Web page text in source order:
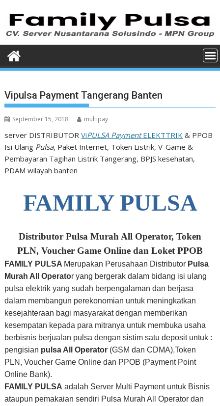
content
Vipulsa Payment Tangerang Banten
September 15, 2018 multipay
server DISTRIBUTORViPULSA PaymentELEKTTRIK & PPOB
Isi Ulang Pulsa, Paket Internet, Token Listrik, V-Game &
Pembayaran Tagihan Listrik Tangerang, BPJS kesehatan,
PDAM wilayah banten
FAMILY PULSA
Distributor Pulsa Murah All Operator, Token
PLN, Voucher Game Online dan Loket PPOB
FAMILY PULSA Merupakan Perusahaan Distributor Pulsa
Murah All Operator yang bergerak dalam bidang isi ulang
pulsa elektrik yang sudah berpengalaman dan berjasa
dalam membangun perekonomian untuk meningkatkan
kesejahteraan bagi masyarakat dengan memberikan
kesempatan kepada para mitranya untuk membuka usaha
berbisnis berjualan pulsa dengan sistim satu deposit untuk :
pengisian pulsa All Operator (GSM dan CDMA),Token
PLN, Voucher Game Online dan PPOB (Payment Point
Online Bank).
FAMILY PULSA adalah Server Multi Payment untuk Bisnis
ataupun pemakaian sendiri Pulsa Murah All Operator dan